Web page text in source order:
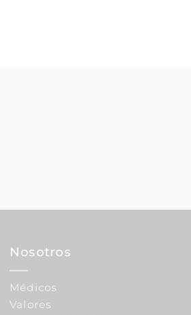
Nosotros
Médicos
Valores